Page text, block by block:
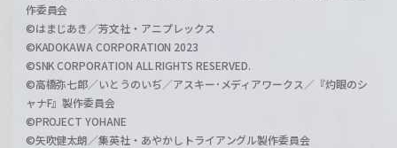
作委員会
©はまじあき／芳文社・アニプレックス
©KADOKAWA CORPORATION 2023
©SNK CORPORATION ALL RIGHTS RESERVED.
©高橋弥七郎／いとうのいぢ／アスキー･メディアワークス／『灼眼のシ
ャナF』製作委員会
©PROJECT YOHANE
©矢吹健太朗／集英社・あやかしトライアングル製作委員会